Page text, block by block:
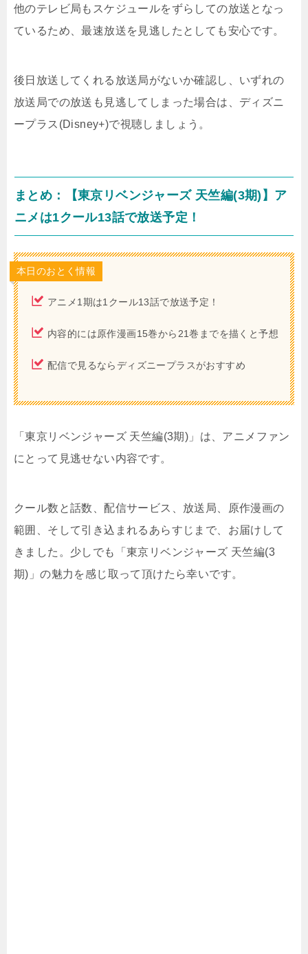
他のテレビ局もスケジュールをずらしての放送となっ
ているため、最速放送を見逃したとしても安心です。
後日放送してくれる放送局がないか確認し、いずれの
放送局での放送も見逃してしまった場合は、ディズニ
ープラス(Disney+)で視聴しましょう。
まとめ：【東京リベンジャーズ 天竺編(3期)】ア
ニメは1クール13話で放送予定！
本日のおとく情報
アニメ1期は1クール13話で放送予定！
内容的には原作漫画15巻から21巻までを描くと予想
配信で見るならディズニープラスがおすすめ
「東京リベンジャーズ 天竺編(3期)」は、アニメファン
にとって見逃せない内容です。
クール数と話数、配信サービス、放送局、原作漫画の
範囲、そして引き込まれるあらすじまで、お届けして
きました。少しでも「東京リベンジャーズ 天竺編(3
期)」の魅力を感じ取って頂けたら幸いです。